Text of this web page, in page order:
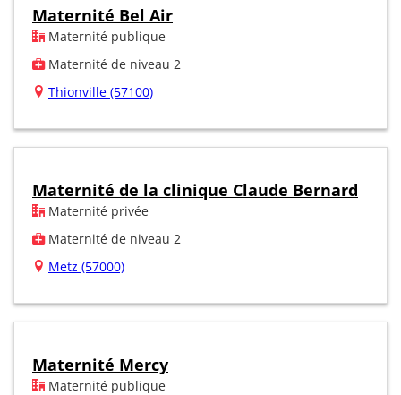
Maternité Bel Air
Maternité publique
Maternité de niveau 2
Thionville (57100)
Maternité de la clinique Claude Bernard
Maternité privée
Maternité de niveau 2
Metz (57000)
Maternité Mercy
Maternité publique